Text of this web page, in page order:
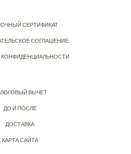
СЕРТИФИКАТ
СОГЛАШЕНИЕ
КОНФИДЕНЦИАЛЬНОСТИ
ВЫЧЕТ
ДО И ПОСЛЕ
ДОСТАВКА
КАРТА САЙТА